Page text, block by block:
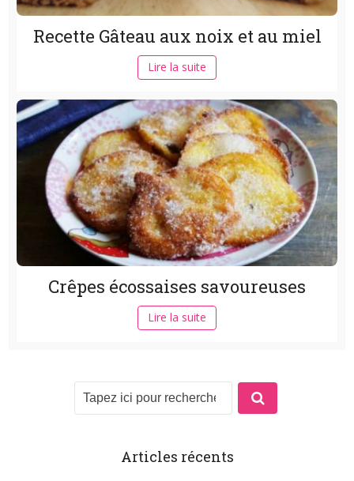
Recette Gâteau aux noix et au miel
Lire la suite
Crêpes écossaises savoureuses
Lire la suite
Articles récents